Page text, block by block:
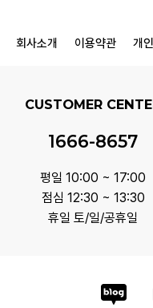
회사소개 이용약관 개
CUSTOMER
1666-8657
평일 10:00 ~ 17:00
점심 12:30 ~ 13:30
휴일 토/일/공휴일